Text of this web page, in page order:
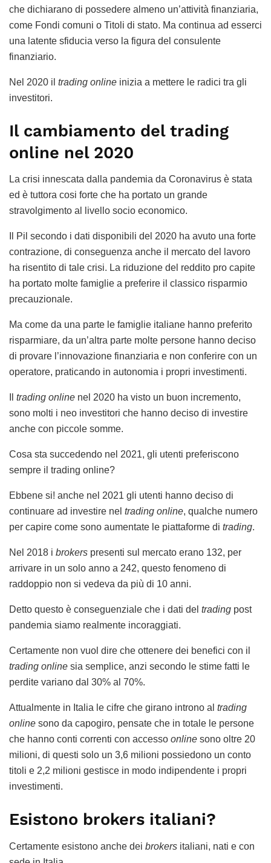
che dichiarano di possedere almeno un’attività finanziaria,
come Fondi comuni o Titoli di stato. Ma continua ad esserci
una latente sfiducia verso la figura del consulente
finanziario.
Nel 2020 il trading online inizia a mettere le radici tra gli
investitori.
Il cambiamento del trading
online nel 2020
La crisi innescata dalla pandemia da Coronavirus è stata
ed è tuttora cosi forte che ha portato un grande
stravolgimento al livello socio economico.
Il Pil secondo i dati disponibili del 2020 ha avuto una forte
contrazione, di conseguenza anche il mercato del lavoro
ha risentito di tale crisi. La riduzione del reddito pro capite
ha portato molte famiglie a preferire il classico risparmio
precauzionale.
Ma come da una parte le famiglie italiane hanno preferito
risparmiare, da un’altra parte molte persone hanno deciso
di provare l’innovazione finanziaria e non conferire con un
operatore, praticando in autonomia i propri investimenti.
trading online nel 2020 ha visto un buon incremento,
sono molti i neo investitori che hanno deciso di investire
anche con piccole somme.
Cosa sta succedendo nel 2021, gli utenti preferiscono
sempre il trading online?
Ebbene si! anche nel 2021 gli utenti hanno deciso di
continuare ad investire nel trading online, qualche numero
per capire come sono aumentate le piattaforme di trading.
Nel 2018 i brokers presenti sul mercato erano 132, per
arrivare in un solo anno a 242, questo fenomeno di
raddoppio non si vedeva da più di 10 anni.
Detto questo è conseguenziale che i dati del trading post
pandemia siamo realmente incoraggiati.
Certamente non vuol dire che ottenere dei benefici con il
trading online sia semplice, anzi secondo le stime fatti le
perdite variano dal 30% al 70%.
Attualmente in Italia le cifre che girano introno al trading
online sono da capogiro, pensate che in totale le persone
che hanno conti correnti con accesso online sono oltre 20
milioni, di questi solo un 3,6 milioni possiedono un conto
titoli e 2,2 milioni gestisce in modo indipendente i propri
investimenti.
Esistono brokers italiani?
Certamente esistono anche dei brokers italiani, nati e con